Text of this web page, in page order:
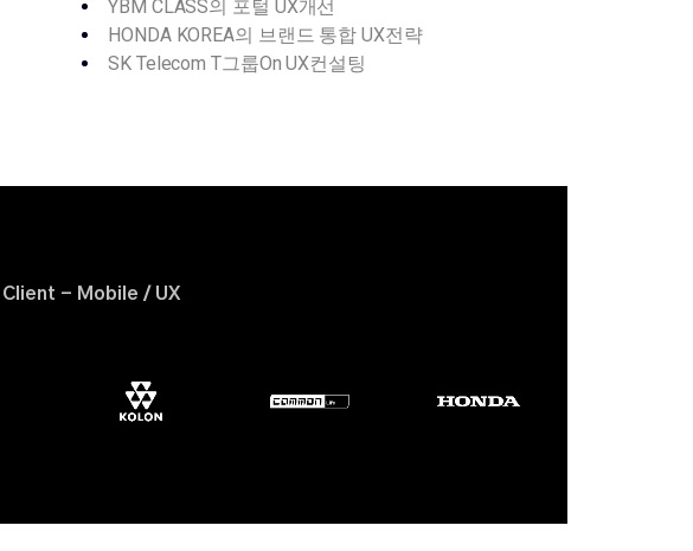
YBM CLASS의 포털 UX개선
HONDA KOREA의 브랜드 통합 UX전략
SK Telecom T그룹On UX컨설팅
- Mobile / UX